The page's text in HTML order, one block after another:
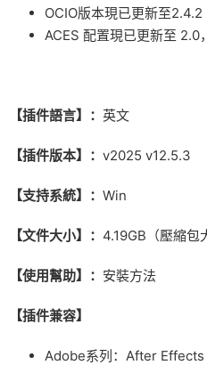
OCIO版本現已更新至2.4.2
ACES 配置現已更新至 2.0
【插件語言】： 英文
【插件版本】： v2025 v12.5.3
【支持系統】： Win
【文件大小】： 4.19GB（壓縮包
【使用幫助】： 安裝方法
【插件兼容】
Adobe系列：After